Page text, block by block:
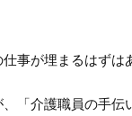
事が埋まるはずは
「介護職員の手